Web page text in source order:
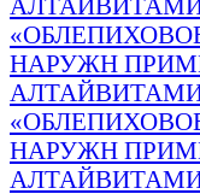
НАРУЖН
НАРУЖН